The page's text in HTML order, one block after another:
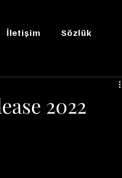
İletişim Sözlük
2022